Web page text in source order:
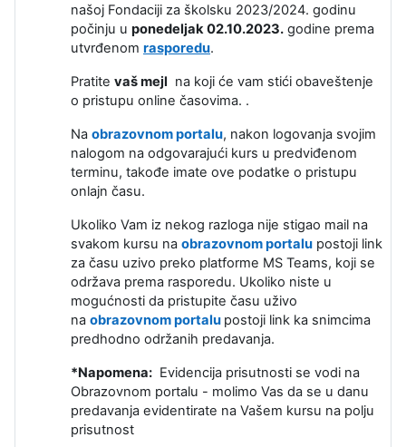
našoj Fondaciji za školsku 2023/2024. godinu
počinju u ponedeljak 02.10.2023. godine prema
utvrđenom rasporedu.
Pratite vaš mejl na koji će vam stići obaveštenje
o pristupu online časovima. .
Na obrazovnom portalu, nakon logovanja svojim
nalogom na odgovarajući kurs u predviđenom
terminu, takođe imate ove podatke o pristupu
onlajn času.
Ukoliko Vam iz nekog razloga nije stigao mail na
svakom kursu na obrazovnom portalu postoji link
za času uzivo preko platforme MS Teams, koji se
održava prema rasporedu. Ukoliko niste u
mogućnosti da pristupite času uživo
na obrazovnom portalu postoji link ka snimcima
predhodno održanih predavanja.
*Napomena: Evidencija prisutnosti se vodi na
Obrazovnom portalu - molimo Vas da se u danu
predavanja evidentirate na Vašem kursu na polju
prisutnost